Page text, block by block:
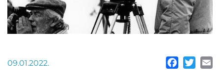
09.01.2022.